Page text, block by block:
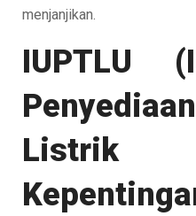
menjanjikan.
IUPTLU